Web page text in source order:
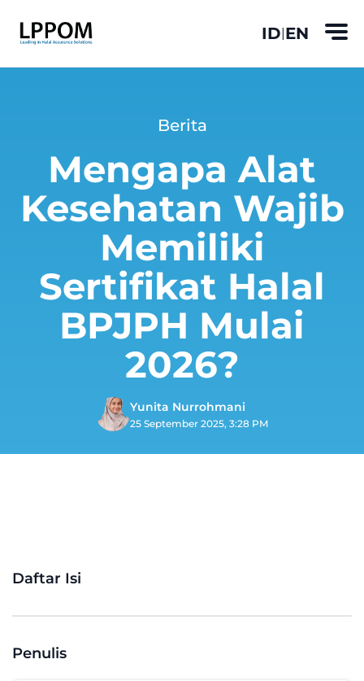
ID|EN
Berita
Mengapa Alat
Kesehatan Wajib
Memiliki
Sertifikat Halal
BPJPH Mulai
2026?
Yunita Nurrohmani
25 September 2025, 3:28 PM
Daftar Isi
Penulis